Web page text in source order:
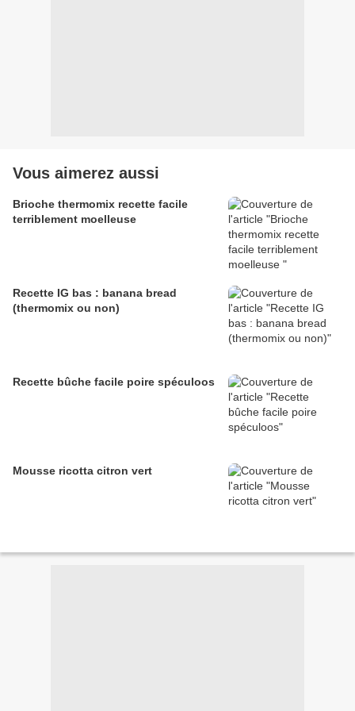
Vous aimerez aussi
Brioche thermomix recette facile
terriblement moelleuse
Recette IG bas : banana bread
(thermomix ou non)
Recette bûche facile poire spéculoos
Mousse ricotta citron vert